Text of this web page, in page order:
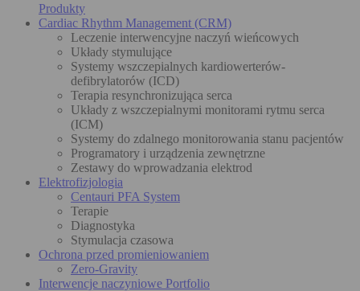
Produkty
Cardiac Rhythm Management (CRM)
Leczenie interwencyjne naczyń wieńcowych
Układy stymulujące
Systemy wszczepialnych kardiowerterów-
defibrylatorów (ICD)
Terapia resynchronizująca serca
Układy z wszczepialnymi monitorami rytmu serca
(ICM)
Systemy do zdalnego monitorowania stanu pacjentów
Programatory i urządzenia zewnętrzne
Zestawy do wprowadzania elektrod
Elektrofizjologia
Centauri PFA System
Terapie
Diagnostyka
Stymulacja czasowa
Ochrona przed promieniowaniem
Zero-Gravity
Interwencje naczyniowe Portfolio